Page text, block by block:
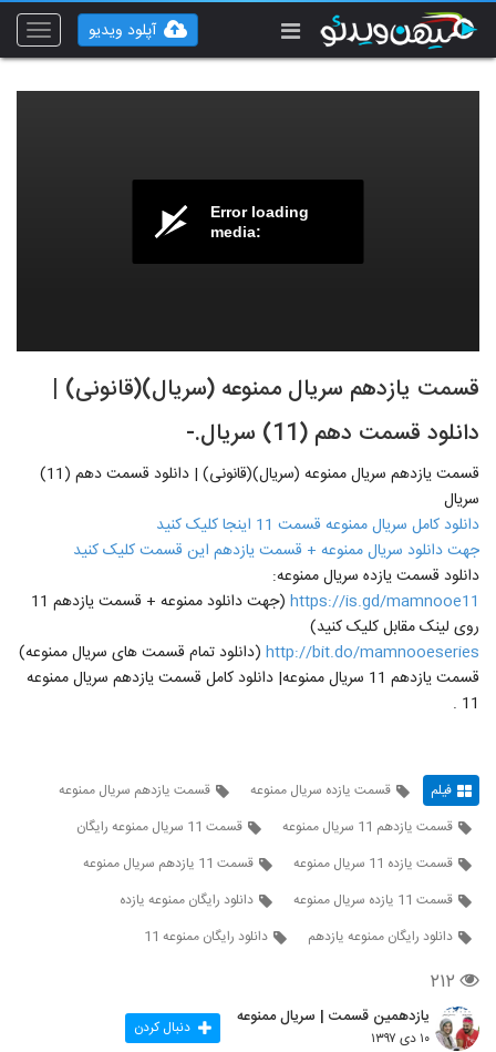
Toggle
آپلود ویدیو
Error loading
media:
قسمت یازدهم سریال ممنوعه (سریال)(قانونی) |
دانلود قسمت دهم (11) سریال.-
قسمت یازدهم سریال ممنوعه (سریال)(قانونی) | دانلود قسمت دهم (11)
سریال
دانلود کامل سریال ممنوعه قسمت 11 اینجا کلیک کنید
جهت دانلود سریال ممنوعه + قسمت یازدهم این قسمت کلیک کنید
دانلود قسمت یازده سریال ممنوعه:
https://is.gd/mamnooe11
(جهت دانلود ممنوعه + قسمت یازدهم 11
روی لینک مقابل کلیک کنید)
http://bit.do/mamnooeseries (دانلود تمام قسمت های سریال ممنوعه)
قسمت یازدهم 11 سریال ممنوعه| دانلود کامل قسمت یازدهم سریال ممنوعه
11 .
فیلم قسمت یازده سریال ممنوعه
قسمت یازدهم سریال ممنوعه
قسمت یازدهم 11 سریال ممنوعه
قسمت 11 سریال ممنوعه رایگان
قسمت یازده 11 سریال ممنوعه
قسمت 11 یازدهم سریال ممنوعه
قسمت 11 یازده سریال ممنوعه
دانلود رایگان ممنوعه یازده
دانلود رایگان ممنوعه یازدهم
دانلود رایگان ممنوعه 11
۲۱۲
یازدهمین قسمت | سریال ممنوعه
۱۰ دی ۱۳۹۷ دنبال کردن